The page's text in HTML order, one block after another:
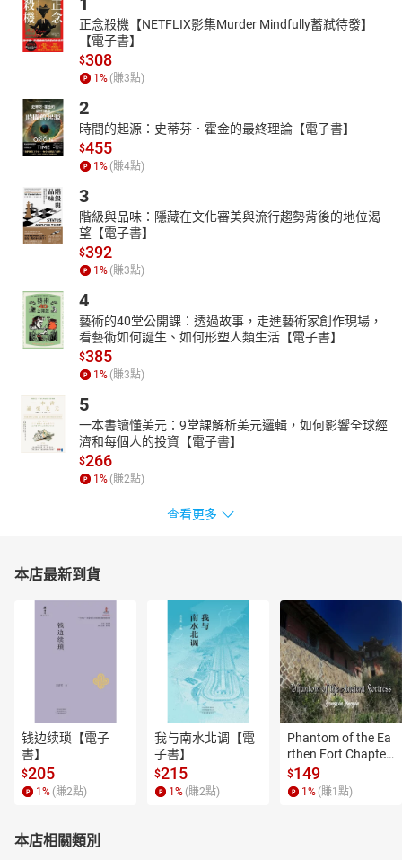
正念殺機【NETFLIX影集Murder Mindfully蓄弒待發】
【電子書】
$308
1 % (賺3點)
2
時間的起源：史蒂芬．霍金的最終理論【電子書】
$455
1 % (賺4點)
3
階級與品味：隱藏在文化審美與流行趨勢背後的地位渴
望【電子書】
$392
1 % (賺3點)
4
藝術的40堂公開課：透過故事，走進藝術家創作現場，
看藝術如何誕生、如何形塑人類生活【電子書】
$385
1 % (賺3點)
5
一本書讀懂美元：9堂課解析美元邏輯，如何影響全球經
濟和每個人的投資【電子書】
$266
1 % (賺2點)
查看更多
本店最新到貨
钱边续琐【電子
書】
$205
1 % (賺2點)
我与南水北调【電
子書】
$215
1 % (賺2點)
Phantom of the Ea
rthen Fort Chapter
4【有聲書】
$149
1 % (賺1 點)
本店相關類別